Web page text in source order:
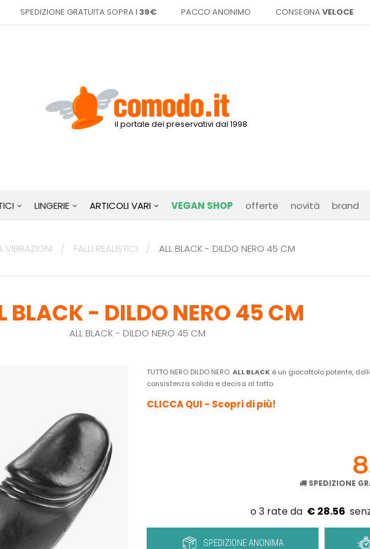
SPEDIZIONE GRATUITA SOPRA I 39€ PACCO ANONIMO CONSEGNA VELOCE
il portale dei preservativi dal 1998
LINGERIE ARTICOLI VARI VEGAN SHOP offerte novità brand
VIBRAZIONI FALLI REALISTICI ALL BLACK - DILDO NERO 45 CM
BLACK - DILDO NERO 45 CM
ALL BLACK - DILDO NERO 45 CM
TUTTO NERO DILDO NERO.ALL BLACK è un giocattolo potente,
consistenza solida e decisa al tatto.
CLICCA QUI - Scopri di più!
SPEDIZIONE
€ 28.56
SPEDIZIONE ANONIMA